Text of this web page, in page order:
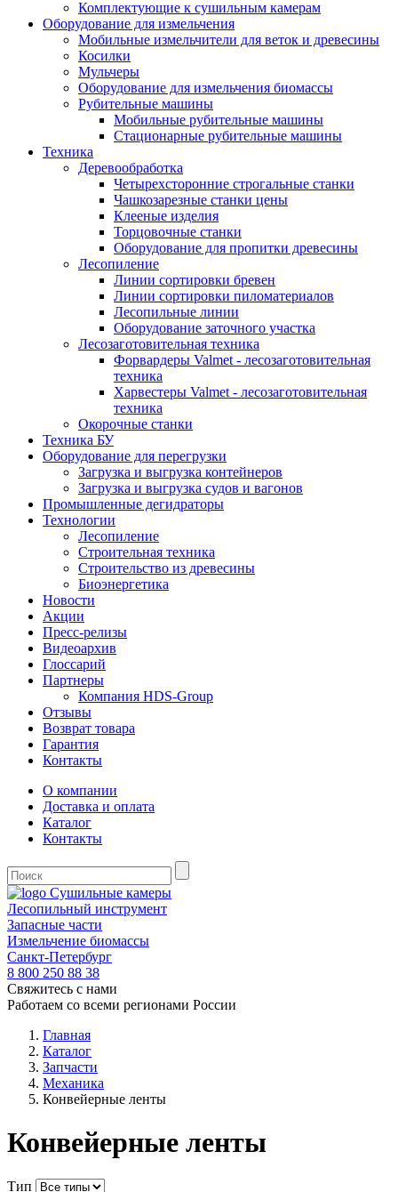
Комплектующие к сушильным камерам
Оборудование для измельчения
Мобильные измельчители для веток и древесины
Косилки
Мульчеры
Оборудование для измельчения биомассы
Рубительные машины
Мобильные рубительные машины
Стационарные рубительные машины
Техника
Деревообработка
Четырехсторонние строгальные станки
Чашкозарезные станки цены
Клееные изделия
Торцовочные станки
Оборудование для пропитки древесины
Лесопиление
Линии сортировки бревен
Линии сортировки пиломатериалов
Лесопильные линии
Оборудование заточного участка
Лесозаготовительная техника
Форвардеры Valmet - лесозаготовительная
техника
Харвестеры Valmet - лесозаготовительная
техника
Окорочные станки
Техника БУ
Оборудование для перегрузки
Загрузка и выгрузка контейнеров
Загрузка и выгрузка судов и вагонов
Промышленные дегидраторы
Технологии
Лесопиление
Строительная техника
Строительство из древесины
Биоэнергетика
Новости
Акции
Пресс-релизы
Видеоархив
Глоссарий
Партнеры
Компания HDS-Group
Отзывы
Возврат товара
Гарантия
Контакты
О компании
Доставка и оплата
Каталог
Контакты
Сушильные камеры
Лесопильный инструмент
Запасные части
Измельчение биомассы
Санкт-Петербург
8 800 250 88 38
Свяжитесь с нами
Работаем со всеми регионами России
Главная
Каталог
Запчасти
Механика
Конвейерные ленты
Конвейерные ленты
Тип